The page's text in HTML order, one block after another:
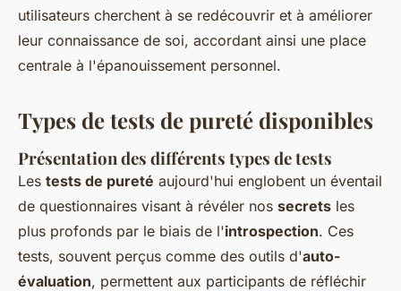
utilisateurs cherchent à se redécouvrir et à améliorer
leur connaissance de soi, accordant ainsi une place
centrale à l'épanouissement personnel.
Types de tests de pureté disponibles
Présentation des différents types de tests
Les tests de pureté aujourd'hui englobent un éventail
de questionnaires visant à révéler nos secrets les
plus profonds par le biais de l'introspection. Ces
tests, souvent perçus comme des outils d'auto-
évaluation, permettent aux participants de réfléchir